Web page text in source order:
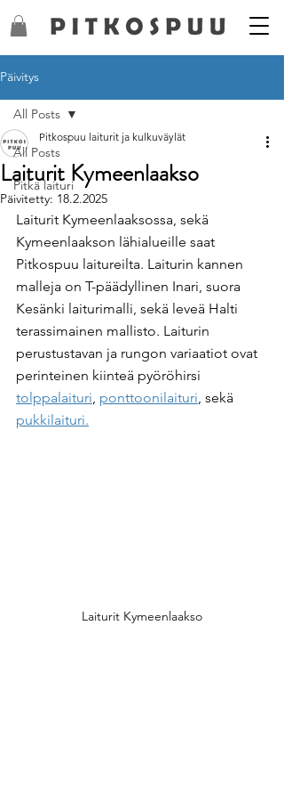
Päivitys
All Posts
Pitkä laituri
All Posts
Laiturit Kymeenlaakso
Pitkospuu laiturit ja kulkuväylät
Päivitetty: 18.2.2025
Laiturit Kymeenlaaksossa, sekä
Kymeenlaakson lähialueille saat
Pitkospuu laitureilta. Laiturin kannen
malleja on T-päädyllinen Inari, suora
Kesänki laiturimalli, sekä leveä Halti
terassimainen mallisto. Laiturin
perustustavan ja rungon variaatiot ovat
perinteinen kiinteä pyöröhirsi
tolppalaituri, ponttoonilaituri, sekä
pukkilaituri.
Laiturit Kymeenlaakso